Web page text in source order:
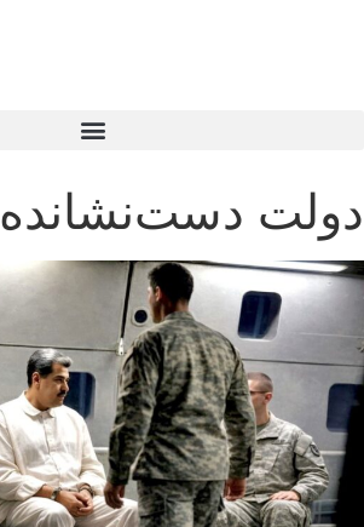
دولت دست‌نشانده